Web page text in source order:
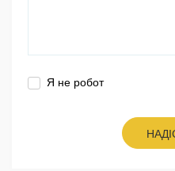
Я не робот